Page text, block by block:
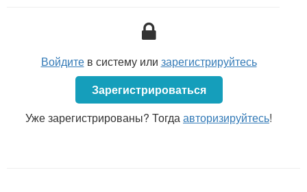
Войдитев систему или зарегистрируйтесь
Зарегистрироваться
Уже зарегистрированы? Тогдаавторизируйтесь!